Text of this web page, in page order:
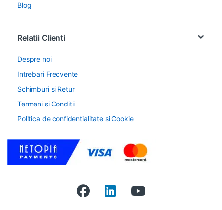
Blog
Relatii Clienti
Despre noi
Intrebari Frecvente
Schimburi si Retur
Termeni si Conditii
Politica de confidentialitate si Cookie